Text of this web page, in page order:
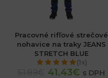
Pracovné rifľové strečové
nohavice na traky JEANS
STRETCH BLUE
(1x)
41.43€ s DPH